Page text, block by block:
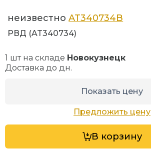
неизвестноAT340734B
РВД (AT340734)
1 шт на складе Новокузнецк
Доставка додн.
Показать цену
Предложить цену
В корзину